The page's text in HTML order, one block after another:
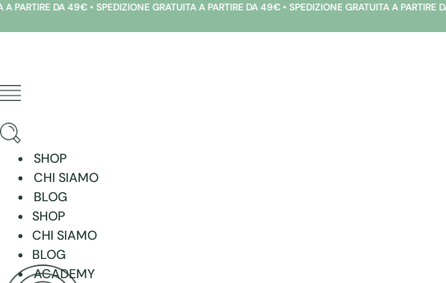
Vai
al
49€ • SPEDIZIONE GRATUITA A PARTIRE DA 49€ • SPEDIZIONE GRATUITA A PARTIRE DA 49€ •
SHOP
CHI SIAMO
BLOG
SHOP
CHI SIAMO
BLOG
ACADEMY